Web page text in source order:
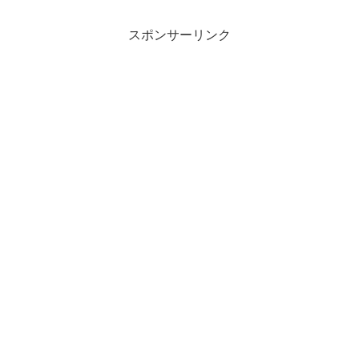
スポンサーリンク